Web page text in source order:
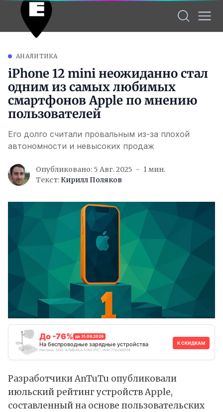
АНАЛИТИКА
iPhone 12 mini неожиданно стал
одним из самых любимых
смартфонов Apple по мнению
пользователей
Его долго считали провальным из-за плохой
автономности и невысоких продаж
Опубликовано: 5 Авг. 2025
1 мин.
Текст: Кирилл Поляков
До -76% до 31.08.2026
На беспроводные зарядные устройства
Реклама. ООО "АЛИБАБА.КОМ (РУ)", ИНН 7703380158
К СКИДКАМ
Разработчики AnTuTu опубликовали
июльский рейтинг устройствApple,
составленный на основе пользовательских